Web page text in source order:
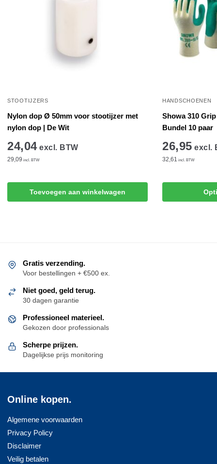
STOOTIJZERS
Nylon dop Ø 50mm voor stootijzer met
nylon dop | De Wit
24,04excl. BTW
29,09 incl. BTW
Toevoegen aan winkelwagen
HANDSCHOENEN
Showa 310
Bundel 10 paar
26,95 excl.
32,61 incl. BTW
product
Gratis verzending.
Voor bestellingen + €500 ex.
Niet goed, geld terug.
30 dagen garantie
Professioneel materieel.
Gekozen door professionals
Scherpe prijzen.
Dagelijkse prijs monitoring
Online kopen.
Algemene voorwaarden
Privacy Policy
Disclaimer
Veilig betalen